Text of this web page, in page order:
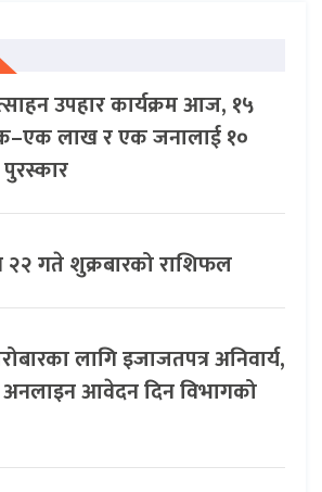
उपहार कार्यक्रम आज, १५
लाख र एक जनालाई १०
२२ गते शुक्रबारको राशिफल
लागि इजाजतपत्र अनिवार्य,
अनलाइन आवेदन दिन विभागको